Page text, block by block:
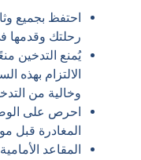
احتفظ بجميع
رحلتك
يُمنع التدخين
الالتزام بهذه
وخالية من
احرص على
المغادرة قبل
المقاعد